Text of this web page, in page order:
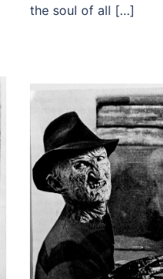
the soul of all […]